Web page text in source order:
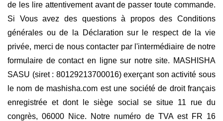
de les lire attentivement avant de passer toute commande.
Si Vous avez des questions à propos des Conditions
générales ou de la Déclaration sur le respect de la vie
privée, merci de nous contacter par l'intermédiaire de notre
formulaire de contact en ligne sur notre site. MASHISHA
SASU (siret : 80129213700016) exerçant son activité sous
le nom de mashisha.com est une société de droit français
enregistrée et dont le siège social se situe 11 rue du
congrès, 06000 Nice. Notre numéro de TVA est FR 16